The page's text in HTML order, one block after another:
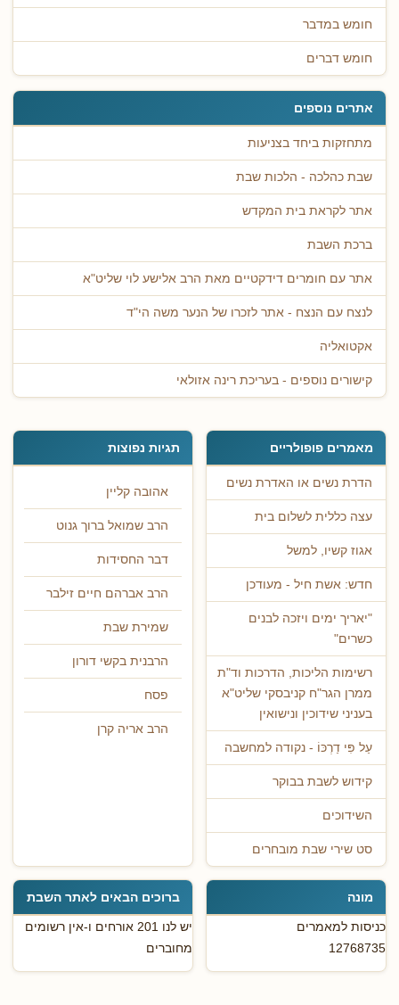
חומש במדבר
חומש דברים
אתרים נוספים
מתחזקות ביחד בצניעות
שבת כהלכה - הלכות שבת
אתר לקראת בית המקדש
ברכת השבת
אתר עם חומרים דידקטיים מאת הרב אלישע לוי שליט"א
לנצח עם הנצח - אתר לזכרו של הנער משה הי"ד
אקטואליה
קישורים נוספים - בעריכת רינה אזולאי
מאמרים פופולריים
הדרת נשים או האדרת נשים
עצה כללית לשלום בית
אגוז קשיו, למשל
חדש: אשת חיל - מעודכן
"יאריך ימים ויזכה לבנים
כשרים"
רשימות הליכות, הדרכות וד"ת
ממרן הגר"ח קניבסקי שליט"א
בעניני שידוכין ונישואין
עַל פִּי דַרְכּוֹ - נקודה למחשבה
קידוש לשבת בבוקר
השידוכים
סט שירי שבת מובחרים
תגיות נפוצות
אהובה קליין
הרב שמואל ברוך גנוט
דבר החסידות
הרב אברהם חיים זילבר
שמירת שבת
הרבנית בקשי דורון
פסח
הרב אריה קרן
מונה
כניסות למאמרים
12768735
ברוכים הבאים לאתר השבת
יש לנו 201 אורחים ו-אין רשומים
מחוברים